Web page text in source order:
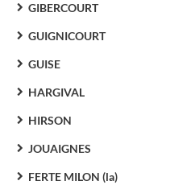
GIBERCOURT
GUIGNICOURT
GUISE
HARGIVAL
HIRSON
JOUAIGNES
FERTE MILON (la)